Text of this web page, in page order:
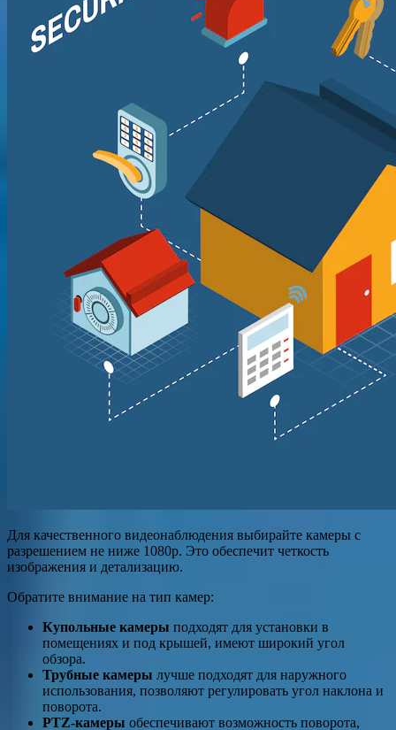
Для качественного видеонаблюдения выбирайте камеры с
разрешением не ниже 1080p. Это обеспечит четкость
изображения и детализацию.
Обратите внимание на тип камер:
Купольные камеры подходят для установки в
помещениях и под крышей, имеют широкий угол
обзора.
Трубные камеры лучше подходят для наружного
использования, позволяют регулировать угол наклона и
поворота.
PTZ-камеры обеспечивают возможность поворота,